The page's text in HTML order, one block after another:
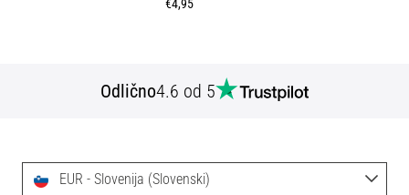
€4,95
Odlično4.6 od 5
EUR - Slovenija (Slovenski)